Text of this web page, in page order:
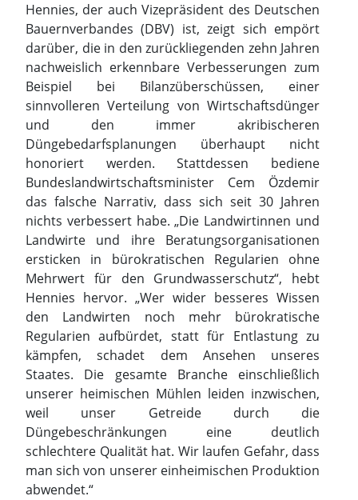
Hennies, der auch Vizepräsident des Deutschen
Bauernverbandes (DBV) ist, zeigt sich empört
darüber, die in den zurückliegenden zehn Jahren
nachweislich erkennbare Verbesserungen zum
Beispiel bei Bilanzüberschüssen, einer
sinnvolleren Verteilung von Wirtschaftsdünger
und den immer akribischeren
Düngebedarfsplanungen überhaupt nicht
honoriert werden. Stattdessen bediene
Bundeslandwirtschaftsminister Cem Özdemir
das falsche Narrativ, dass sich seit 30 Jahren
nichts verbessert habe. „Die Landwirtinnen und
Landwirte und ihre Beratungsorganisationen
ersticken in bürokratischen Regularien ohne
Mehrwert für den Grundwasserschutz“, hebt
Hennies hervor. „Wer wider besseres Wissen
den Landwirten noch mehr bürokratische
Regularien aufbürdet, statt für Entlastung zu
kämpfen, schadet dem Ansehen unseres
Staates. Die gesamte Branche einschließlich
unserer heimischen Mühlen leiden inzwischen,
weil unser Getreide durch die
Düngebeschränkungen eine deutlich
schlechtere Qualität hat. Wir laufen Gefahr, dass
man sich von unserer einheimischen Produktion
abwendet.“